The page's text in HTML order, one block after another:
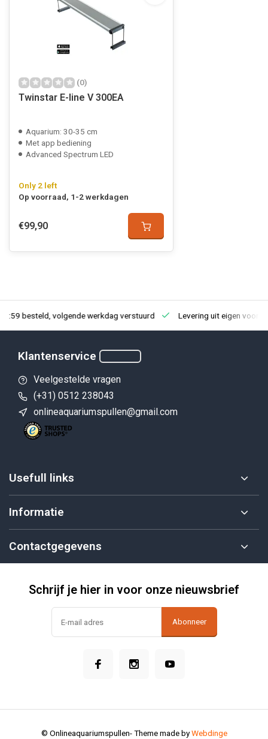
(0)
Twinstar E-line V 300EA
Aquarium: 30-35 cm
Met app bediening
Advanced Spectrum LED
Only 2 left
Op voorraad, 1-2 werkdagen
€99,90
besteld, volgende werkdag verstuurd Levering uit eigen
Klantenservice
Veelgestelde vragen
(+31) 0512 238043
onlineaquariumspullen@gmail.com
Usefull links
Informatie
Contactgegevens
Schrijf je hier in voor onze nieuwsbrief
Abonneer
© Onlineaquariumspullen- Theme made byWebdinge